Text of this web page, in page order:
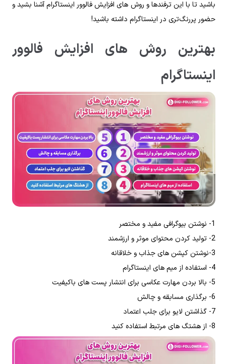
باشید تا با این ترفندها و روش های افزایش فالوور اینستاگرام آشنا بشید و
حضور پررنگ‌تری در اینستاگرام داشته باشید!
بهترین روش های افزایش فالوور
اینستاگرام
1- نوشتن بیوگرافی مفید و مختصر
2- تولید کردن محتوای موثر و ارزشمند
3-نوشتن کپشن های جذاب و خلاقانه
4- استفاده از میم های اینستاگرام
5- بالا بردن مهارت عکاسی برای انتشار پست های باکیفیت
6- برگذاری مسابقه و چالش
7- گذاشتن لایو برای جلب اعتماد
8- از هشتگ های مرتبط استفاده کنید